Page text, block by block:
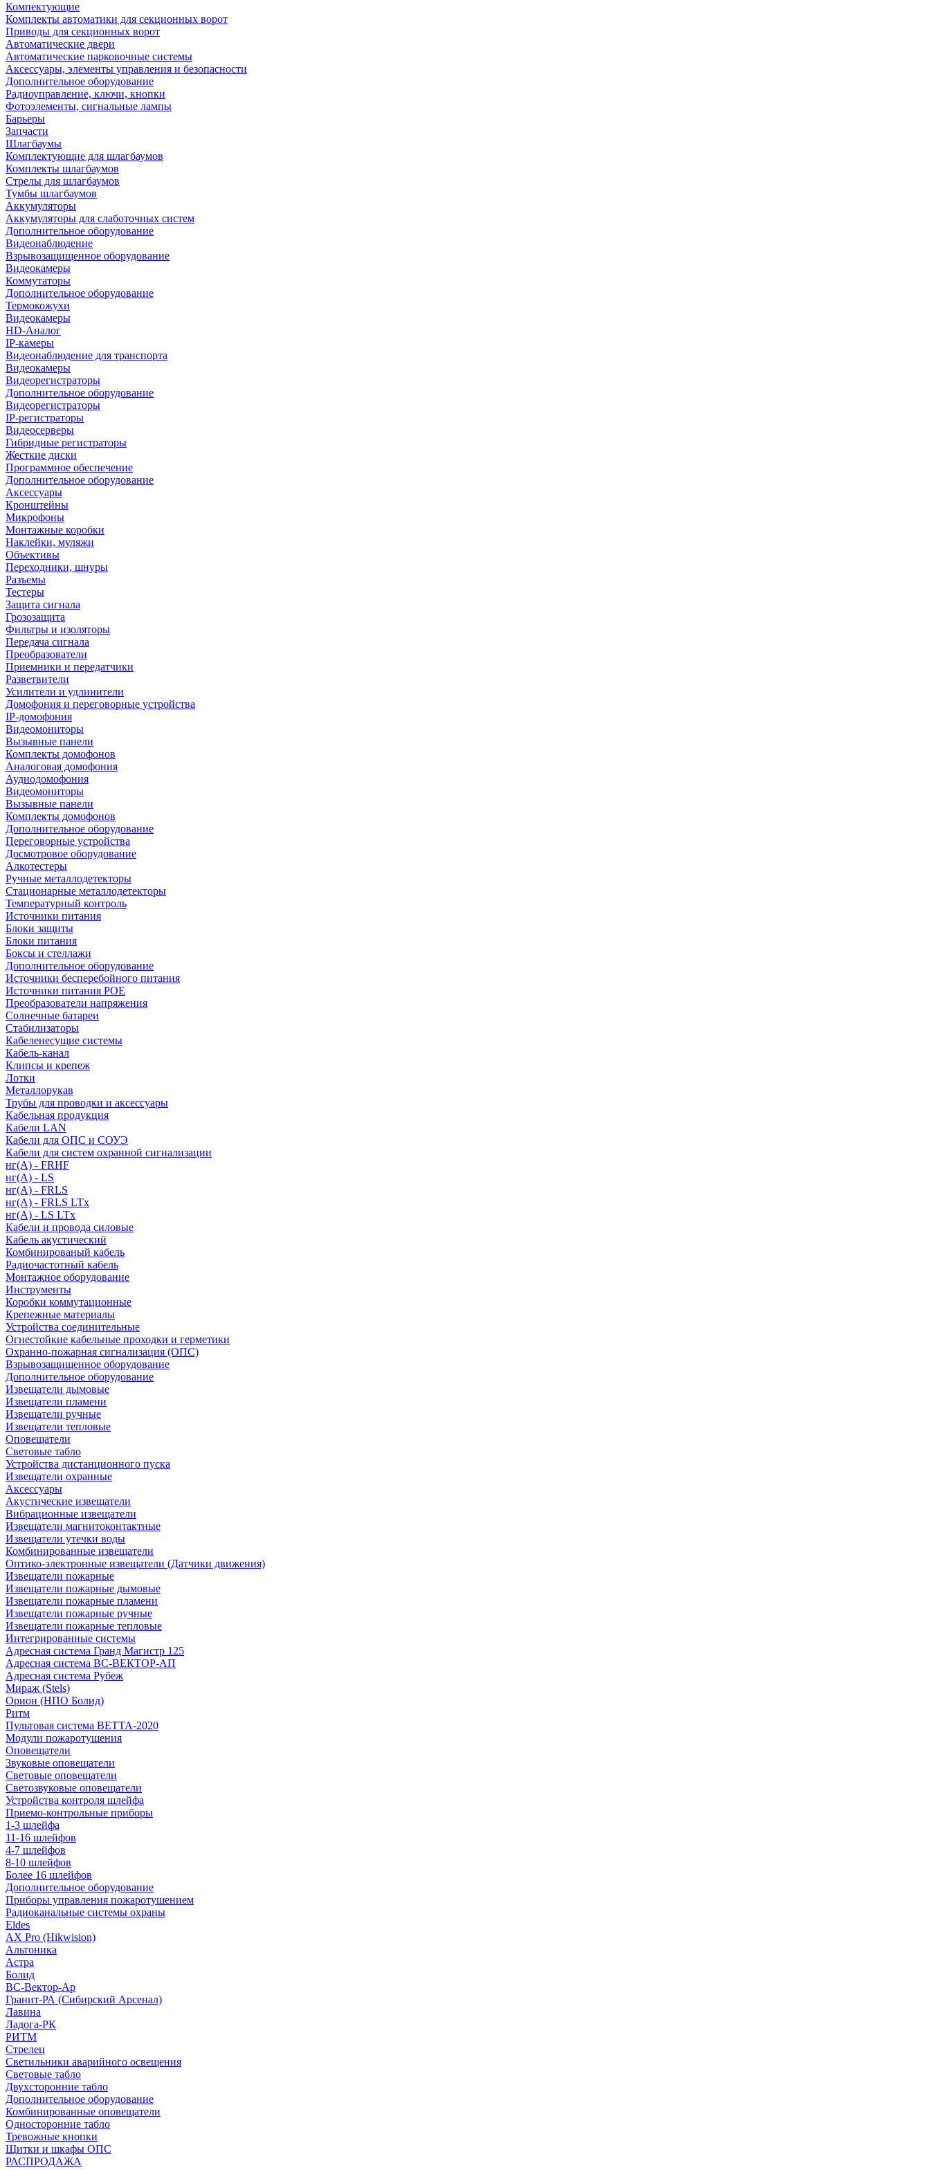
Компектующие
Комплекты автоматики для секционных ворот
Приводы для секционных ворот
Автоматические двери
Автоматические парковочные системы
Аксессуары, элементы управления и безопасности
Дополнительное оборудование
Радиоуправление, ключи, кнопки
Фотоэлементы, сигнальные лампы
Барьеры
Запчасти
Шлагбаумы
Комплектующие для шлагбаумов
Комплекты шлагбаумов
Стрелы для шлагбаумов
Тумбы шлагбаумов
Аккумуляторы
Аккумуляторы для слаботочных систем
Дополнительное оборудование
Видеонаблюдение
Взрывозащищенное оборудование
Видеокамеры
Коммутаторы
Дополнительное оборудование
Термокожухи
Видеокамеры
HD-Аналог
IP-камеры
Видеонаблюдение для транспорта
Видеокамеры
Видеорегистраторы
Дополнительное оборудование
Видеорегистраторы
IP-регистраторы
Видеосерверы
Гибридные регистраторы
Жесткие диски
Программное обеспечение
Дополнительное оборудование
Аксессуары
Кронштейны
Микрофоны
Монтажные коробки
Наклейки, муляжи
Объективы
Переходники, шнуры
Разъемы
Тестеры
Защита сигнала
Грозозащита
Фильтры и изоляторы
Передача сигнала
Преобразователи
Приемники и передатчики
Разветвители
Усилители и удлинители
Домофония и переговорные устройства
IP-домофония
Видеомониторы
Вызывные панели
Комплекты домофонов
Аналоговая домофония
Аудиодомофония
Видеомониторы
Вызывные панели
Комплекты домофонов
Дополнительное оборудование
Переговорные устройства
Досмотровое оборудование
Алкотестеры
Ручные металлодетекторы
Стационарные металлодетекторы
Температурный контроль
Источники питания
Блоки защиты
Блоки питания
Боксы и стеллажи
Дополнительное оборудование
Источники бесперебойного питания
Источники питания POE
Преобразователи напряжения
Солнечные батареи
Стабилизаторы
Кабеленесущие системы
Кабель-канал
Клипсы и крепеж
Лотки
Металлорукав
Трубы для проводки и аксессуары
Кабельная продукция
Кабели LAN
Кабели для ОПС и СОУЭ
Кабели для систем охранной сигнализации
нг(A) - FRHF
нг(A) - LS
нг(А) - FRLS
нг(А) - FRLS LTx
нг(А) - LS LTx
Кабели и провода силовые
Кабель акустический
Комбинированый кабель
Радиочастотный кабель
Монтажное оборудование
Инструменты
Коробки коммутационные
Крепежные материалы
Устройства соединительные
Огнестойкие кабельные проходки и герметики
Охранно-пожарная сигнализация (ОПС)
Взрывозащищенное оборудование
Дополнительное оборудование
Извещатели дымовые
Извещатели пламени
Извещатели ручные
Извещатели тепловые
Оповещатели
Световые табло
Устройства дистанционного пуска
Извещатели охранные
Аксессуары
Акустические извещатели
Вибрационные извещатели
Извещатели магнитоконтактные
Извещатели утечки воды
Комбинированные извещатели
Оптико-электронные извещатели (Датчики движения)
Извещатели пожарные
Извещатели пожарные дымовые
Извещатели пожарные пламени
Извещатели пожарные ручные
Извещатели пожарные тепловые
Интегрированные системы
Адресная система Гранд Магистр 125
Адресная система ВС-ВЕКТОР-АП
Адресная система Рубеж
Мираж (Stels)
Орион (НПО Болид)
Ритм
Пультовая система ВЕТТА-2020
Модули пожаротушения
Оповещатели
Звуковые оповещатели
Световые оповещатели
Светозвуковые оповещатели
Устройства контроля шлейфа
Приемо-контрольные приборы
1-3 шлейфа
11-16 шлейфов
4-7 шлейфов
8-10 шлейфов
Более 16 шлейфов
Дополнительное оборудование
Приборы управления пожаротушением
Радиоканальные системы охраны
Eldes
AX Pro (Hikwision)
Альтоника
Астра
Болид
ВС-Вектор-Ар
Гранит-РА (Сибирский Арсенал)
Лавина
Ладога-РК
РИТМ
Стрелец
Светильники аварийного освещения
Световые табло
Двухсторонние табло
Дополнительное оборудование
Комбинированные оповещатели
Односторонние табло
Тревожные кнопки
Щитки и шкафы ОПС
РАСПРОДАЖА